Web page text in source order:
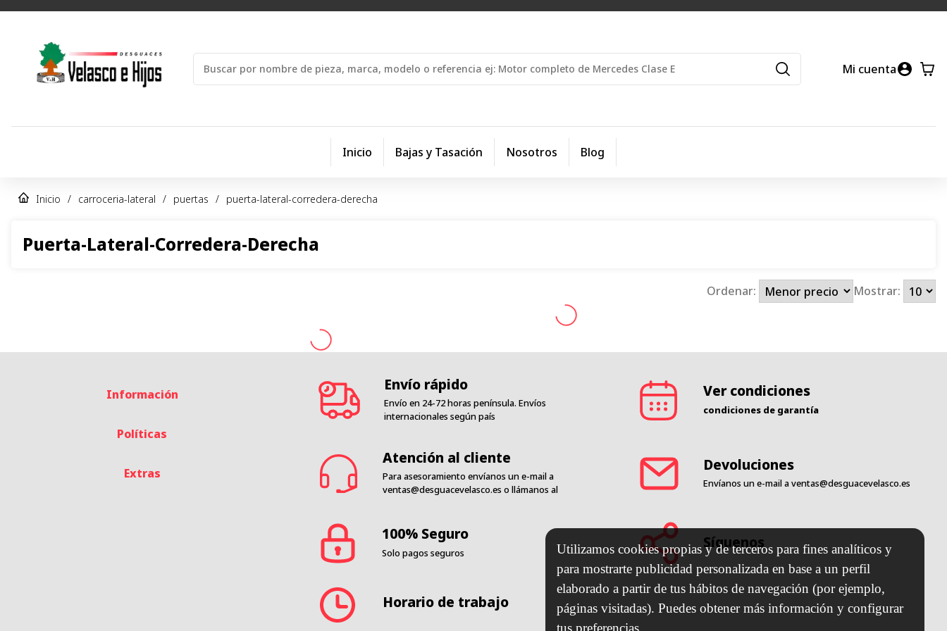
Mi cuenta
Inicio Bajas y Tasación Nosotros Blog
Inicio / carroceria-lateral / puertas / puerta-lateral-corredera-derecha
Puerta-Lateral-Corredera-Derecha
Ordenar: Mostrar:
Información
Políticas
Extras
Envío rápido
Envío en 24-72 horas península. Envíos
internacionales según país
Ver condiciones
condiciones de garantía
Atención al cliente
Para asesoramiento envíanos un e-mail a
ventas@desguacevelasco.es o llámanos al
Devoluciones
Envíanos un e-mail a ventas@desguacevelasco.es
100% Seguro
Solo pagos seguros
Síguenos
Horario de trabajo
Utilizamos cookies propias y de terceros para fines analíticos y
para mostrarte publicidad personalizada en base a un perfil
elaborado a partir de tus hábitos de navegación (por ejemplo,
páginas visitadas). Puedes obtener más información y configurar
tus preferencias.